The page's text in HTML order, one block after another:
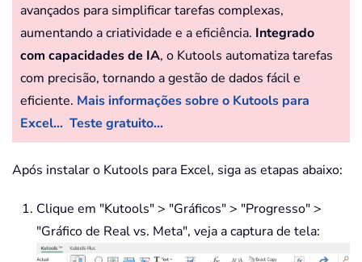
avançados para simplificar tarefas complexas,
aumentando a criatividade e a eficiência. Integrado
com capacidades de IA, o Kutools automatiza tarefas
com precisão, tornando a gestão de dados fácil e
eficiente. Mais informações sobre o Kutools para
Excel... Teste gratuito...
Após instalar o Kutools para Excel, siga as etapas abaixo:
Clique em "Kutools" > "Gráficos" > "Progresso" >
"Gráfico de Real vs. Meta", veja a captura de tela: